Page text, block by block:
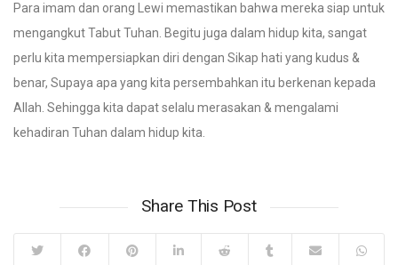
Para imam dan orang Lewi memastikan bahwa mereka siap untuk
mengangkut Tabut Tuhan. Begitu juga dalam hidup kita, sangat
perlu kita mempersiapkan diri dengan Sikap hati yang kudus &
benar, Supaya apa yang kita persembahkan itu berkenan kepada
Allah. Sehingga kita dapat selalu merasakan & mengalami
kehadiran Tuhan dalam hidup kita.
Share This Post